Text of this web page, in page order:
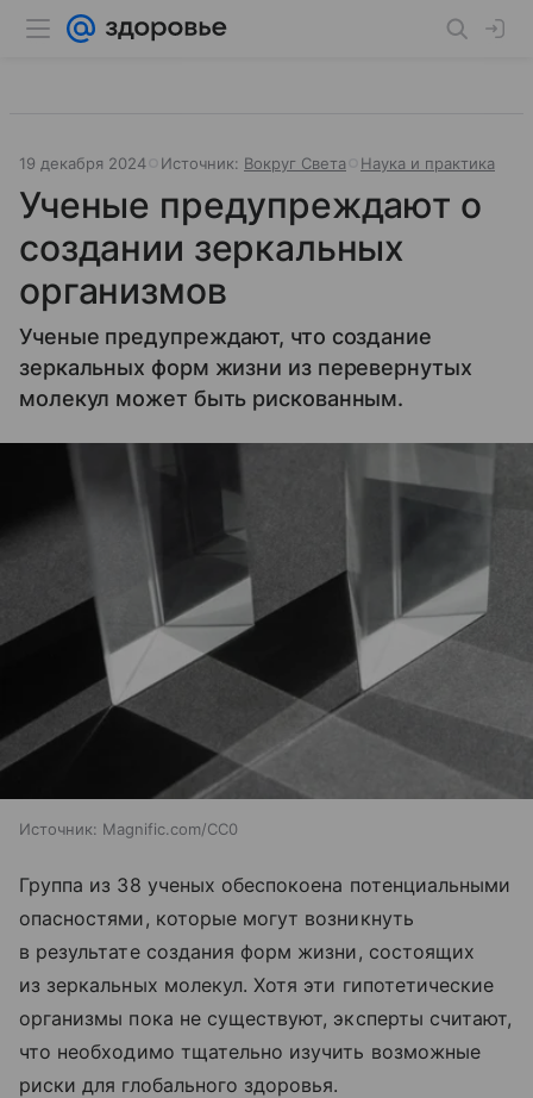
19 декабря 2024 Источник: Вокруг Света Наука и практика
Ученые предупреждают о
создании зеркальных
организмов
Ученые предупреждают, что создание
зеркальных форм жизни из перевернутых
молекул может быть рискованным.
Источник: Magnific.com/CC0
Группа из 38 ученых обеспокоена потенциальными
опасностями, которые могут возникнуть
в результате создания форм жизни, состоящих
из зеркальных молекул. Хотя эти гипотетические
организмы пока не существуют, эксперты считают,
что необходимо тщательно изучить возможные
риски для глобального здоровья.